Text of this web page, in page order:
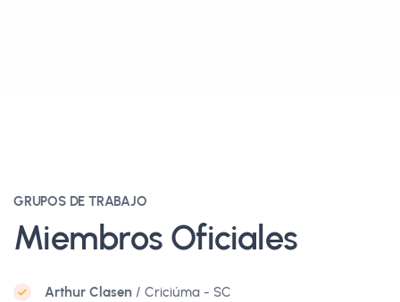
GRUPOS DE TRABAJO
Miembros Oficiales
Arthur Clasen / Criciúma - SC